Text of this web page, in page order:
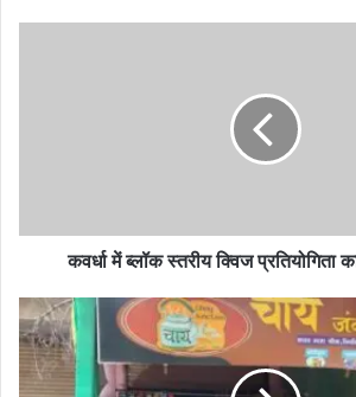
आयोजन
कवर्धा में ब्लॉक स्तरीय क्विज
23
अक्टूबर
को
भाईदूज